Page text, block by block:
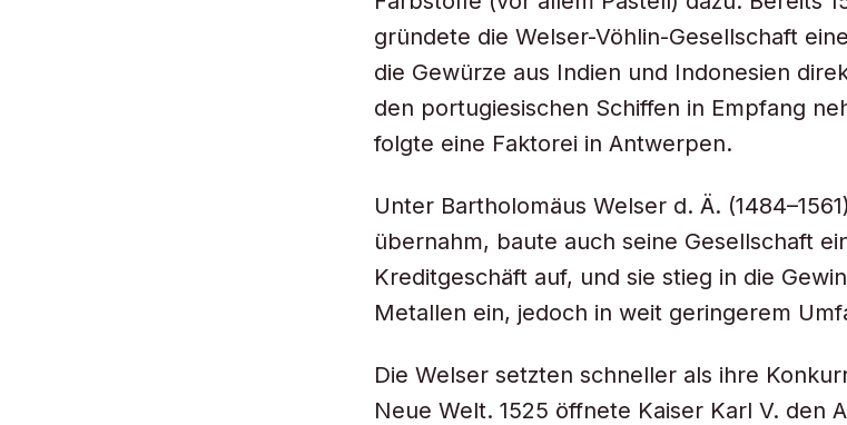
gründete die Welser-Vöhlin-Gesellschaft
die Gewürze aus Indien und Indonesien
den portugiesischen Schiffen in Empfang
folgte eine Faktorei in Antwerpen.
Unter Bartholomäus Welser d. Ä.
übernahm, baute auch seine Gesellschaft
Kreditgeschäft auf, und sie stieg in die
Metallen ein, jedoch in weit geringerem
Die Welser setzten schneller als ihre
Neue Welt. 1525 öffnete Kaiser Karl V. den